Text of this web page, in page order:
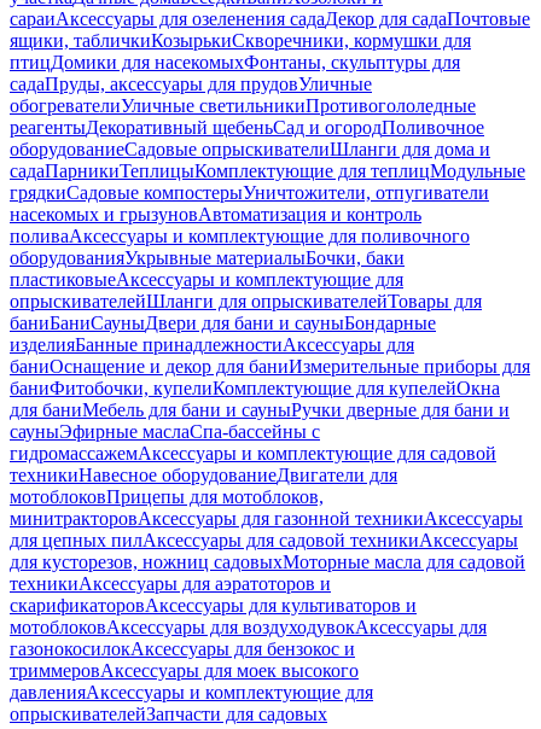
сараиАксессуары для озеленения садаДекор для садаПочтовые
ящики, табличкиКозырькиСкворечники, кормушки для
птицДомики для насекомыхФонтаны, скульптуры для
садаПруды, аксессуары для прудовУличные
обогревателиУличные светильникиПротивогололедные
реагентыДекоративный щебеньСад и огородПоливочное
оборудованиеСадовые опрыскивателиШланги для дома и
садаПарникиТеплицыКомплектующие для теплицМодульные
грядкиСадовые компостерыУничтожители, отпугиватели
насекомых и грызуновАвтоматизация и контроль
поливаАксессуары и комплектующие для поливочного
оборудованияУкрывные материалыБочки, баки
пластиковыеАксессуары и комплектующие для
опрыскивателейШланги для опрыскивателейТовары для
баниБаниСауныДвери для бани и сауныБондарные
изделияБанные принадлежностиАксессуары для
баниОснащение и декор для баниИзмерительные приборы для
баниФитобочки, купелиКомплектующие для купелейОкна
для баниМебель для бани и сауныРучки дверные для бани и
сауныЭфирные маслаСпа-бассейны с
гидромассажемАксессуары и комплектующие для садовой
техникиНавесное оборудованиеДвигатели для
мотоблоковПрицепы для мотоблоков,
минитракторовАксессуары для газонной техникиАксессуары
для цепных пилАксессуары для садовой техникиАксессуары
для кусторезов, ножниц садовыхМоторные масла для садовой
техникиАксессуары для аэратоторов и
скарификаторовАксессуары для культиваторов и
мотоблоковАксессуары для воздуходувокАксессуары для
газонокосилокАксессуары для бензокос и
триммеровАксессуары для моек высокого
давленияАксессуары и комплектующие для
опрыскивателейЗапчасти для садовых